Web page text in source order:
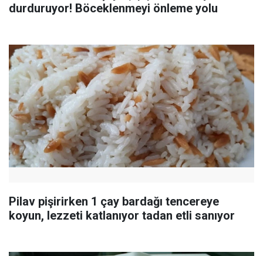
durduruyor! Böceklenmeyi önleme yolu
Pilav pişirirken 1 çay bardağı tencereye
koyun, lezzeti katlanıyor tadan etli sanıyor